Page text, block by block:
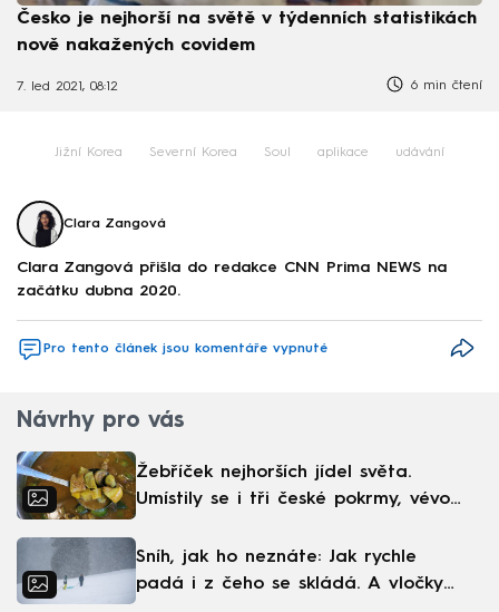
Česko je nejhorší na světě v týdenních statistikách
nově nakažených covidem
7. led 2021, 08:12 6 min čtení
Jižní Korea Severní Korea Soul aplikace udávání
Clara Zangová
Clara Zangová přišla do redakce CNN Prima NEWS na
začátku dubna 2020.
Pro tento článek jsou komentáře vypnuté
Návrhy pro vás
Žebříček nejhorších jídel světa.
Umístily se i tři české pokrmy, vévodí
Sníh, jak ho neznáte: Jak rychle
padá i z čeho se skládá. A vločky